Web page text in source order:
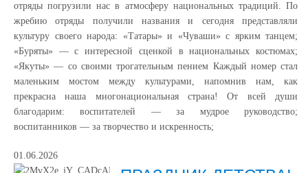
отряды погрузили нас в атмосферу национальных традиций. По
жребию отряды получили названия и сегодня представляли
культуру своего народа: «Татары» и «Чуваши» с ярким танцем;
«Буряты» — с интересной сценкой в национальных костюмах;
«Якуты» — со своими трогательным пением Каждый номер стал
маленьким мостом между культурами, напомнив нам, как
прекрасна наша многонациональная страна! От всей души
благодарим: воспитателей — за мудрое руководство;
воспитанников — за творчество и искренность;
01.06.2026